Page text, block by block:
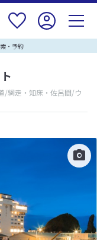
・予約
/網走・知床・佐呂間/ウ